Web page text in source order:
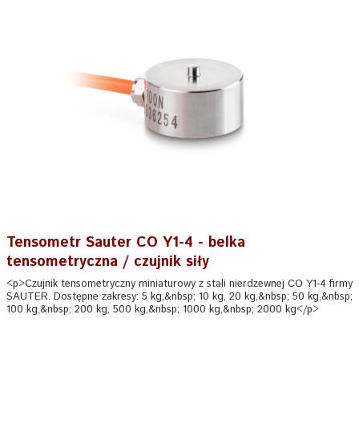
Tensometr Sauter CO Y1-4 - belka
tensometryczna / czujnik siły
<p>Czujnik tensometryczny miniaturowy z stali nierdzewnej CO Y1-4 firmy
SAUTER. Dostępne zakresy: 5 kg,&nbsp; 10 kg, 20 kg,&nbsp; 50 kg,&nbsp;
100 kg,&nbsp; 200 kg, 500 kg,&nbsp; 1000 kg,&nbsp; 2000 kg</p>